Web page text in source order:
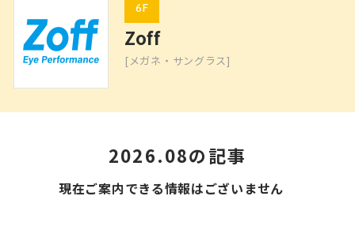
6F
Zoff
[メガネ・サングラス]
2026.08の記事
現在ご案内できる情報はございません